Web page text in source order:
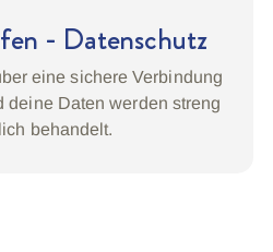
- Datenschutz
eine sichere Verbindung
deine Daten werden streng
behandelt.